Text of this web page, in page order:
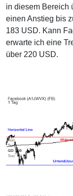
in diesem Bereich
einen Anstieg bis
183 USD. Kann
erwarte ich eine
über 220 USD.